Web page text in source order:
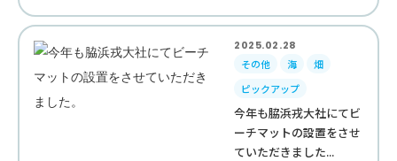
2025.02.28
その他
海
畑
ピックアップ
今年も脇浜戎大社にてビ
ーチマットの設置をさせ
ていただきました...